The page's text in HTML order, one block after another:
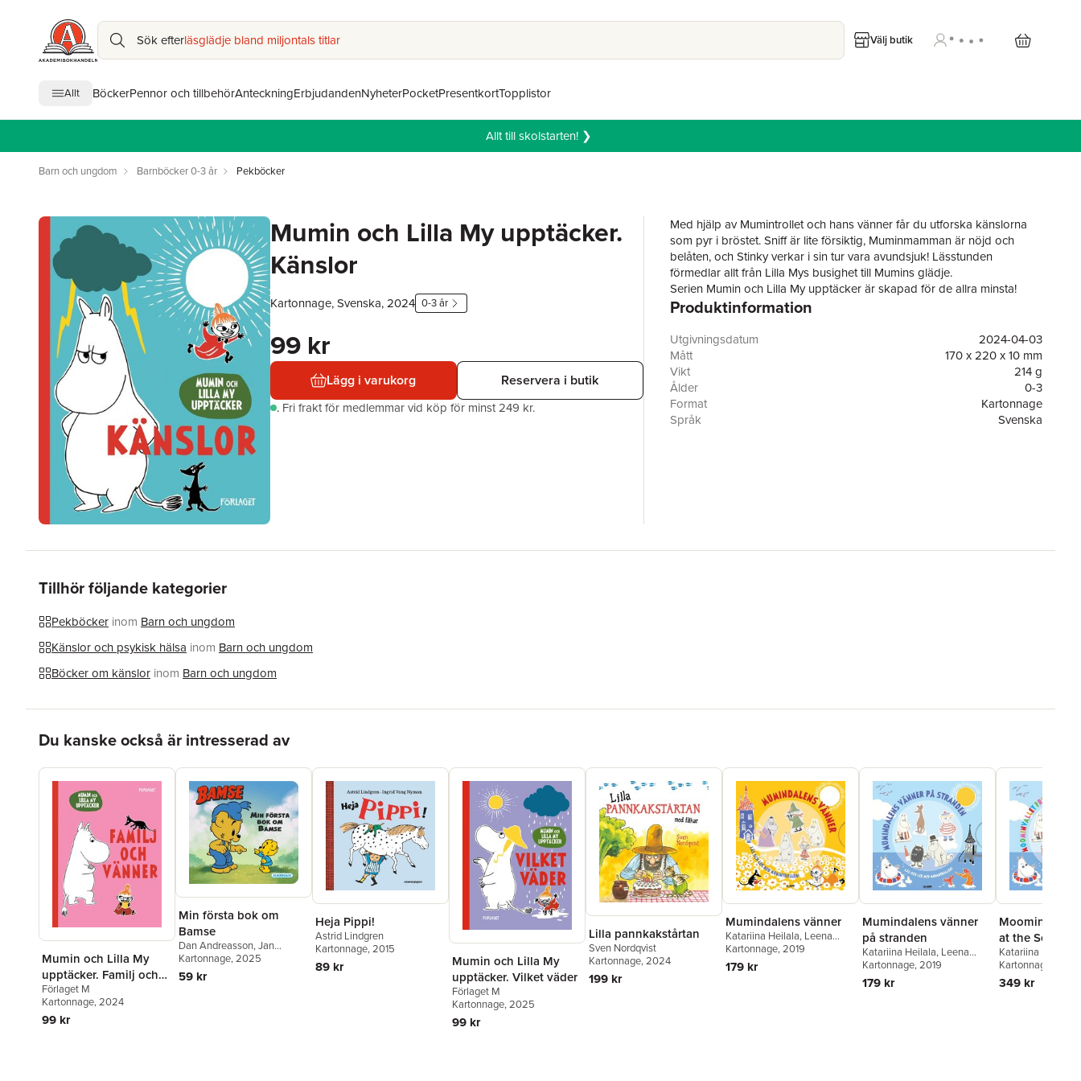
Sök efterläsglädje bland miljontals titlar Välj butik
Allt BöckerPennor och tillbehörAnteckningErbjudandenNyheterPocketPresentkortTopplistor
Allt till skolstarten! ❯
Barn och ungdom Barnböcker 0-3 år Pekböcker
Mumin och Lilla My upptäcker.
Känslor
Kartonnage, Svenska, 2024 0-3 år
99 kr
Lägg i varukorg Reservera i butik
. Fri frakt för medlemmar vid köp för minst 249 kr.
Med hjälp av Mumintrollet och hans vänner får du utforska känslorna
som pyr i bröstet. Sniff är lite försiktig, Muminmamman är nöjd och
belåten, och Stinky verkar i sin tur vara avundsjuk! Lässtunden
förmedlar allt från Lilla Mys busighet till Mumins glädje.
Serien Mumin och Lilla My upptäcker är skapad för de allra minsta!
Böckernas kartongsidor gör det enkelt för familjens småttingar att
och deras vänner är varma och färgglada i Tove Janssons anda. För
illustrationerna står illustratörerna och bildpedagogerna Riina och Sami
Kaarla.
Produktinformation
Utgivningsdatum
2024-04-03
Mått
170 x 220 x 10 mm
Vikt
214 g
Ålder
0-3
Format
Kartonnage
Språk
Svenska
Tillhör följande kategorier
Pekböcker inom Barn och ungdom
Känslor och psykisk hälsa inom Barn och ungdom
Böcker om känslor inom Barn och ungdom
Du kanske också är intresserad av
Mumin och Lilla My
upptäcker. Familj och
vänner
Förlaget M
Kartonnage, 2024
99 kr
Min första bok om
Bamse
Dan Andreasson,Jan
Magnusson
Kartonnage, 2025
59 kr
Heja Pippi!
Astrid Lindgren
Kartonnage, 2015
89 kr
Mumin och Lilla My
upptäcker. Vilket väder
Förlaget M
Kartonnage, 2025
99 kr
Lilla pannkakstårtan
Sven Nordqvist
Kartonnage, 2024
199 kr
Mumindalens vänner
Katariina Heilala, Leena
Järvenpää
Kartonnage, 2019
179 kr
Mumindalens vänner
på stranden
Katariina Heilala, Leena
Järvenpää
Kartonnage, 2019
179 kr
Moominvalley
at the Seaside
Katariina Heilala
Järvenpää
Kartonnage
349 kr